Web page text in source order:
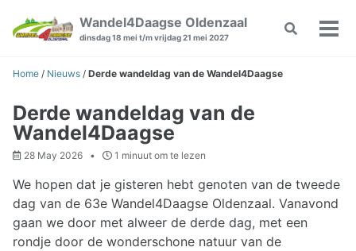
navigation
Wandel4Daagse Oldenzaal
dinsdag 18 mei t/m vrijdag 21 mei 2027
Toggle
Home / Nieuws / Derde wandeldag van de Wandel4Daagse
Derde wandeldag van de
Wandel4Daagse
28 May 2026 1 minuut om te lezen
We hopen dat je gisteren hebt genoten van de tweede
dag van de 63e Wandel4Daagse Oldenzaal. Vanavond
gaan we door met alweer de derde dag, met een
rondje door de wonderschone natuur van de